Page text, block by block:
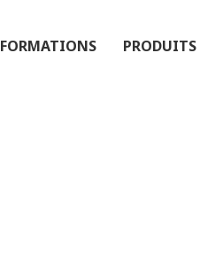
FORMATIONS PRODUITS